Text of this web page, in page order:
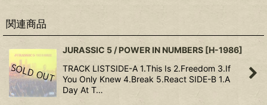
関連商品
JURASSIC 5 / POWER IN NUMBERS [H-1986]
TRACK LISTSIDE-A 1.This Is 2.Freedom 3.If
You Only Knew 4.Break 5.React SIDE-B 1.A
Day At T…